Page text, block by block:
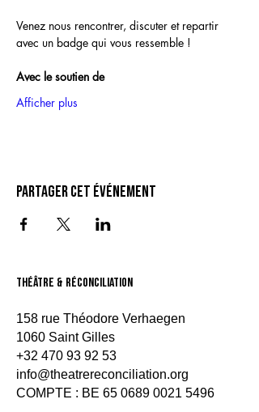
Venez nous rencontrer, discuter et repartir
avec un badge qui vous ressemble !
Avec le soutien de
Afficher plus
Partager cet événement
théâtre & Réconciliation
158 rue Théodore Verhaegen
1060 Saint Gilles
+32 470 93 92 53
info@theatrereconciliation.org
COMPTE : BE 65 0689 0021 5496